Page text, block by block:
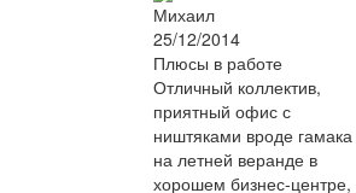
Михаил
25/12/2014
Плюсы в работе
Отличный коллектив,
приятный офис с
ништяками вроде гамака
на летней веранде в
хорошем бизнес-центре,